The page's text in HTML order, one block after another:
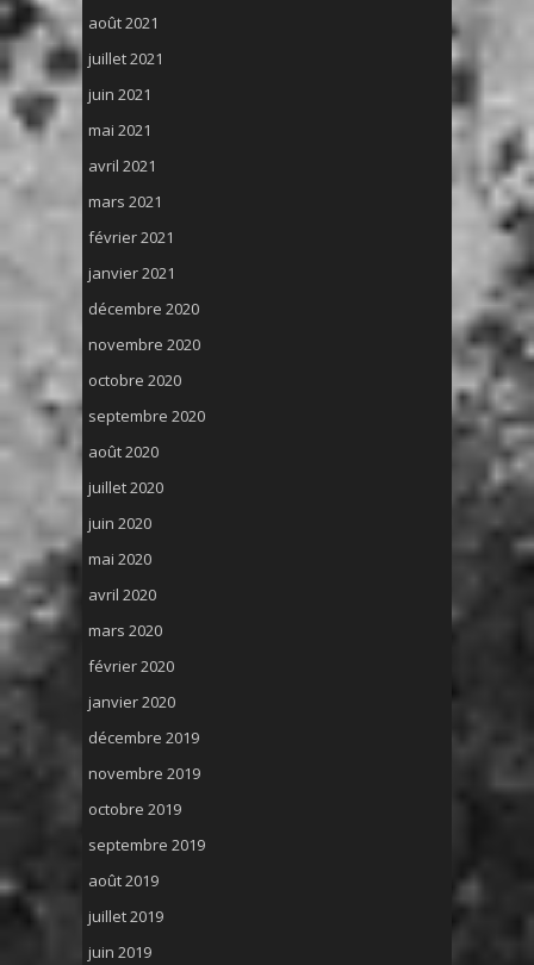
août 2021
juillet 2021
juin 2021
mai 2021
avril 2021
mars 2021
février 2021
janvier 2021
décembre 2020
novembre 2020
octobre 2020
septembre 2020
août 2020
juillet 2020
juin 2020
mai 2020
avril 2020
mars 2020
février 2020
janvier 2020
décembre 2019
novembre 2019
octobre 2019
septembre 2019
août 2019
juillet 2019
juin 2019